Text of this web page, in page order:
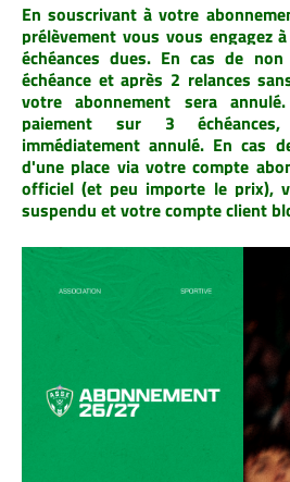
En souscrivant à votre
prélèvement vous vous engagez
échéances dues. En cas de
échéance et après 2 relances
votre abonnement sera
paiement sur 3
immédiatement annulé. En cas
d'une place via votre compte
officiel (et peu importe le prix),
suspendu et votre compte client